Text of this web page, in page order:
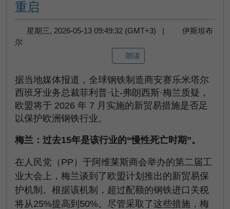
重启
星期三, 2026-05-13 09:49:32 (GMT+3) |
伊斯坦布
尔
朗读
据当地媒体报道，全球钢铁制造商安赛乐米塔尔
西班牙业务总裁菲利普·让-弗朗西斯·梅兰质疑，
欧盟将于 2026 年 7 月实施的新贸易措施是否足
以保护欧洲钢铁行业。
梅兰：过去15年是该行业的“慢性死亡时期”。
在人民党（PP）于阿维莱斯商会举办的第二届工
业大会上，梅兰谈到了欧盟计划推出的新贸易保
护机制。根据该机制，超过配额的钢铁进口关税
将从25%提高到50%。尽管采取了这些措施，梅